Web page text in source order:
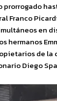
Franco
en
hermanos
de la
Diego